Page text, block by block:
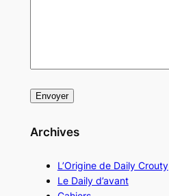
Archives
L’Origine de Daily Crouty
Le Daily d’avant